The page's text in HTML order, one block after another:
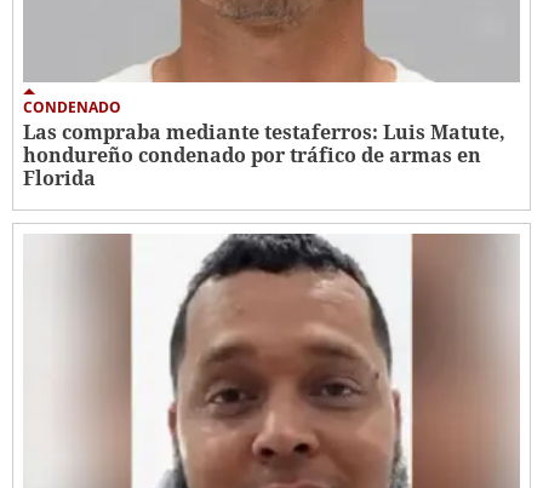
CONDENADO
Las compraba mediante testaferros: Luis Matute,
hondureño condenado por tráfico de armas en
Florida